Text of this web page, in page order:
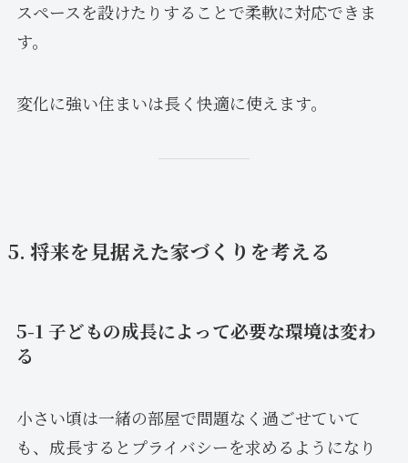
スペースを設けたりすることで柔軟に対応できま
す。
変化に強い住まいは長く快適に使えます。
5. 将来を見据えた家づくりを考える
5-1 子どもの成長によって必要な環境は変わ
る
小さい頃は一緒の部屋で問題なく過ごせていて
も、成長するとプライバシーを求めるようになり